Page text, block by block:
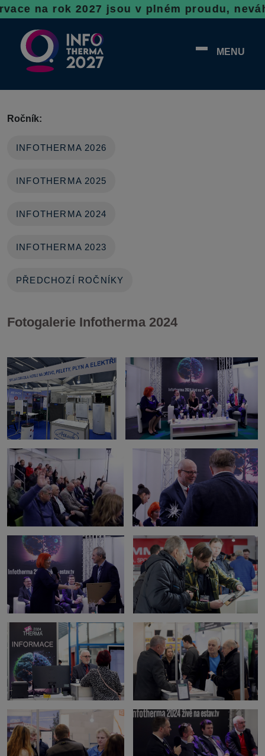
na rok 2027 jsou v plném proudu,
MENU
Ročník:
INFOTHERMA 2026
INFOTHERMA 2025
INFOTHERMA 2024
INFOTHERMA 2023
PŘEDCHOZÍ ROČNÍKY
Fotogalerie Infotherma 2024